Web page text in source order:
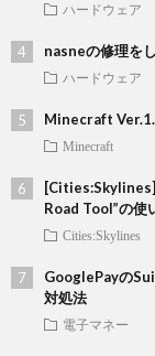
ハードウェア
nasneの修理を
ハードウェア
Minecraft
Minecraft
[Cities:Skylines]
Road Tool”の使
Cities:Skylines
GooglePayの
対処法
電子マネー